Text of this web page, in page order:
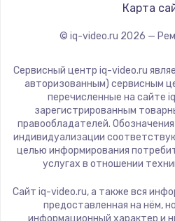
Карта
© iq-video.ru 2026 —
Сервисный центр iq-video.ru
авторизованным) сервисным
перечисленные на сайте
зарегистрированным
правообладателей.
индивидуализации
целью информирования
услугах в отношении
Сайт iq-video.ru, а также вся
предоставленная на нём,
информационный характер и